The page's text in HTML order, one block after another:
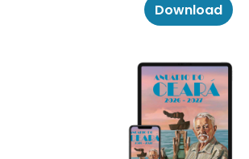
Download